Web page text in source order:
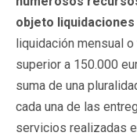
objeto liquidaciones
liquidación mensual
superior a 150.000
suma de una
cada una de las
servicios realizadas